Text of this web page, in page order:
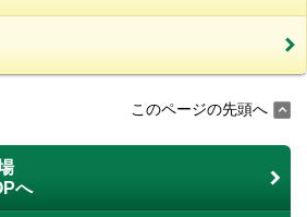
このページの先頭へ
へ